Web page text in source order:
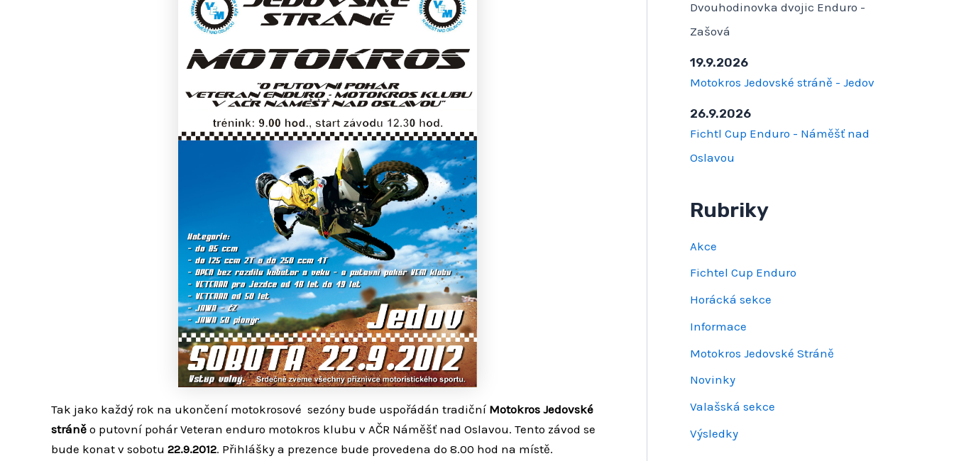
Tak jako každý rok na ukončení motokrosové sezóny bude uspořádán tradiční Motokros Jedovské
stráně o putovní pohár Veteran enduro motokros klubu v AČR Náměšť nad Oslavou. Tento závod se
bude konat v sobotu 22.9.2012. Přihlášky a prezence bude provedena do 8.00 hod na místě.
Dvouhodinovka dvojic Enduro -
Zašová
19.9.2026
Motokros Jedovské stráně - Jedov
26.9.2026
Fichtl Cup Enduro - Náměšť nad
Oslavou
Rubriky
Akce
Fichtel Cup Enduro
Horácká sekce
Informace
Motokros Jedovské Stráně
Novinky
Valašská sekce
Výsledky